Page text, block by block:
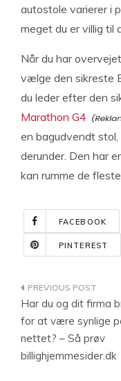
autostole varierer i
meget du er villig til
Når du har
vælge den sikreste
du leder efter den
Marathon G4
en bagudvendt
derunder. Den har
kan rumme de
FACEBOOK
PINTEREST
Har du og dit firma
for at være synlige
nettet? – Så prøv
billighjemmesider.dk